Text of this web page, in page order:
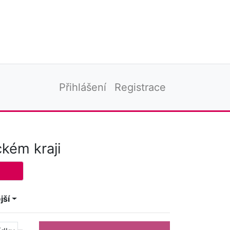
Přihlášení Registrace
kraji